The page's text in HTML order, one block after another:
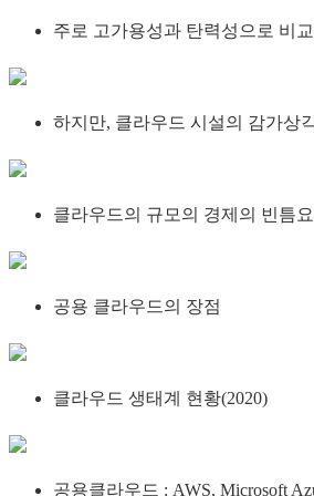
주로 고가용성과 탄력성으로 비
하지만, 클라우드 시설의 감가상
클라우드의 규모의 경제의 빈틈
공용 클라우드의 장점
클라우드 생태계 현황(2020)
공용클라우드 : AWS, Microsoft